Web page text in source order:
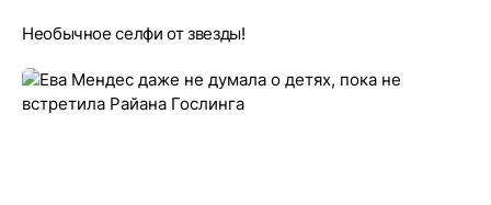
Необычное селфи от звезды!